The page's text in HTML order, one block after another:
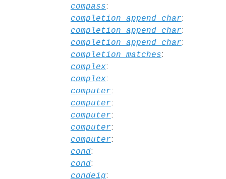
compass:
completion_append_char:
completion_append_char:
completion_append_char:
completion_matches:
complex:
complex:
computer:
computer:
computer:
computer:
computer:
cond:
cond:
condeig: